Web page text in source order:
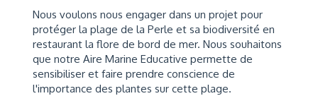
Nous voulons nous engager dans un projet pour
protéger la plage de la Perle et sa biodiversité en
restaurant la flore de bord de mer. Nous souhaitons
que notre Aire Marine Educative permette de
sensibiliser et faire prendre conscience de
l'importance des plantes sur cette plage.